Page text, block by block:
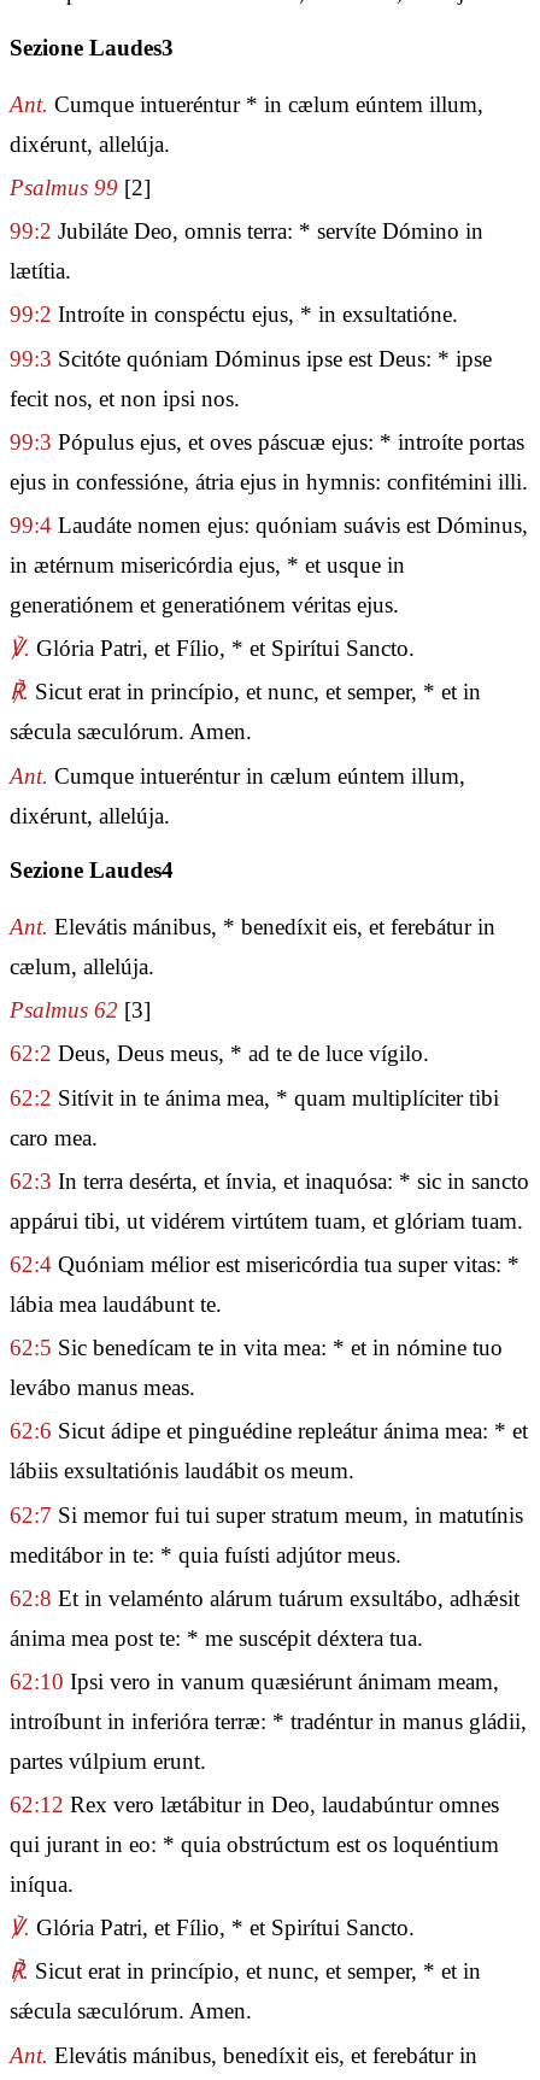
Sezione Laudes3
Ant. Cumque intueréntur * in cælum eúntem illum,
dixérunt, allelúja.
Psalmus 99 [2]
99:2 Jubiláte Deo, omnis terra: * servíte Dómino in
lætítia.
99:2 Introíte in conspéctu ejus, * in exsultatióne.
99:3 Scitóte quóniam Dóminus ipse est Deus: * ipse
fecit nos, et non ipsi nos.
99:3 Pópulus ejus, et oves páscuæ ejus: * introíte portas
ejus in confessióne, átria ejus in hymnis: confitémini illi.
99:4 Laudáte nomen ejus: quóniam suávis est Dóminus,
in ætérnum misericórdia ejus, * et usque in
generatiónem et generatiónem véritas ejus.
℣. Glória Patri, et Fílio, * et Spirítui Sancto.
℟. Sicut erat in princípio, et nunc, et semper, * et in
sǽcula sæculórum. Amen.
Ant. Cumque intueréntur in cælum eúntem illum,
dixérunt, allelúja.
Sezione Laudes4
Ant. Elevátis mánibus, * benedíxit eis, et ferebátur in
cælum, allelúja.
Psalmus 62 [3]
62:2 Deus, Deus meus, * ad te de luce vígilo.
62:2 Sitívit in te ánima mea, * quam multiplíciter tibi
caro mea.
62:3 In terra desérta, et ínvia, et inaquósa: * sic in sancto
appárui tibi, ut vidérem virtútem tuam, et glóriam tuam.
62:4 Quóniam mélior est misericórdia tua super vitas: *
lábia mea laudábunt te.
62:5 Sic benedícam te in vita mea: * et in nómine tuo
levábo manus meas.
62:6 Sicut ádipe et pinguédine repleátur ánima mea: * et
lábiis exsultatiónis laudábit os meum.
62:7 Si memor fui tui super stratum meum, in matutínis
meditábor in te: * quia fuísti adjútor meus.
62:8 Et in velaménto alárum tuárum exsultábo, adhǽsit
ánima mea post te: * me suscépit déxtera tua.
62:10 Ipsi vero in vanum quæsiérunt ánimam meam,
introíbunt in inferióra terræ: * tradéntur in manus gládii,
partes vúlpium erunt.
62:12 Rex vero lætábitur in Deo, laudabúntur omnes
qui jurant in eo: * quia obstrúctum est os loquéntium
iníqua.
℣. Glória Patri, et Fílio, * et Spirítui Sancto.
℟. Sicut erat in princípio, et nunc, et semper, * et in
sǽcula sæculórum. Amen.
Ant. Elevátis mánibus, benedíxit eis, et ferebátur in